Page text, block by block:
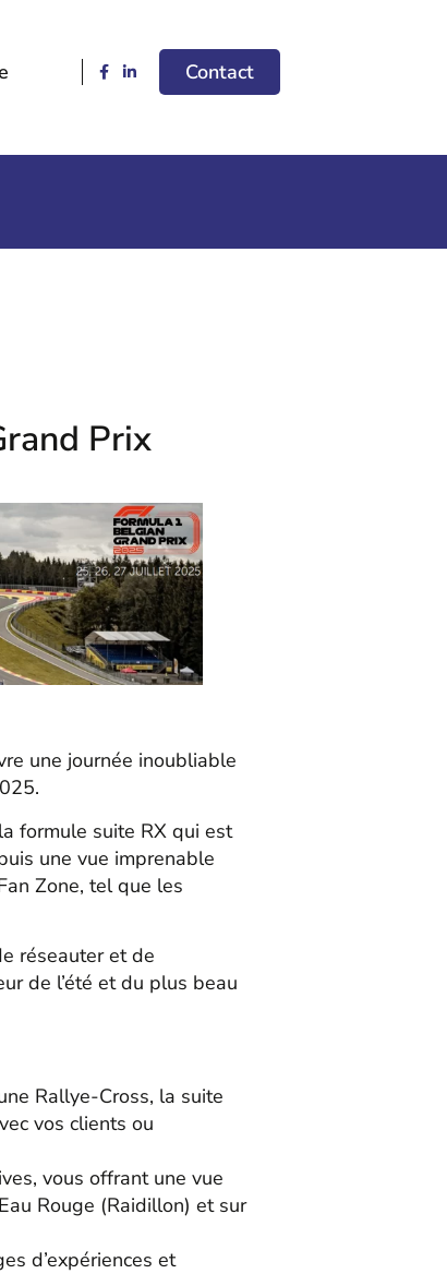
Contact
Prix
une journée inoubliable
formule suite RX qui est
une vue imprenable
Zone, tel que les
réseauter et de
de l’été et du plus beau
Rallye-Cross, la suite
vos clients ou
vous offrant une vue
Rouge (Raidillon) et sur
d’expériences et